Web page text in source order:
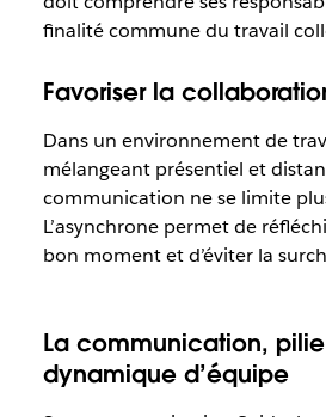
finalité commune du travail
Favoriser la
Dans un environnement de
mélangeant présentiel et
communication ne se limite
L’asynchrone permet de
bon moment et d’éviter la
La communication,
dynamique d’équipe